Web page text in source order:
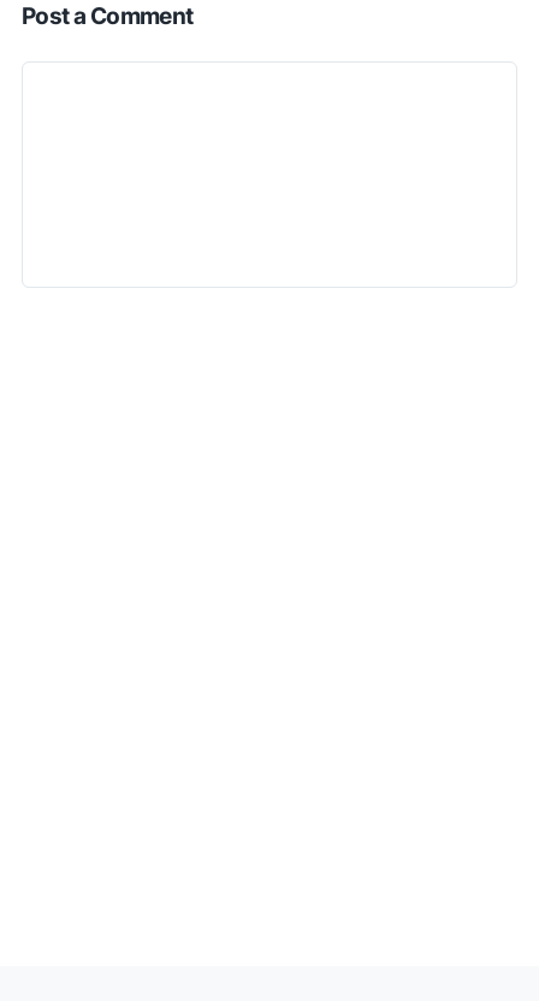
Post a Comment